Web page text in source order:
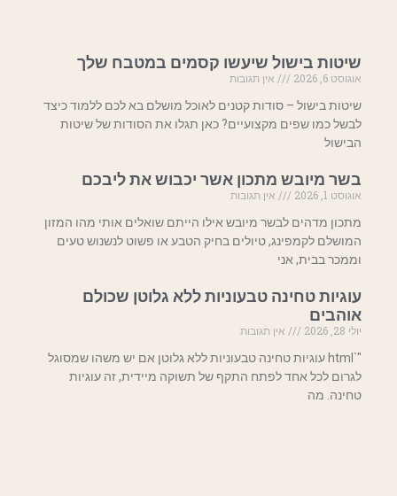
שיטות בישול שיעשו קסמים במטבח שלך
אוגוסט 6, 2026
אין תגובות
שיטות בישול – סודות קטנים לאוכל מושלם בא לכם ללמוד כיצד
לבשל כמו שפים מקצועיים? כאן תגלו את הסודות של שיטות
הבישול
בשר מיובש מתכון אשר יכבוש את ליבכם
אוגוסט 1, 2026
אין תגובות
מתכון מדהים לבשר מיובש אילו הייתם שואלים אותי מהו המזון
המושלם לקמפינג, טיולים בחיק הטבע או פשוט לנשנוש טעים
וממכר בבית, אני
עוגיות טחינה טבעוניות ללא גלוטן שכולם
אוהבים
יולי 28, 2026
אין תגובות
"`html עוגיות טחינה טבעוניות ללא גלוטן אם יש משהו שמסוגל
לגרום לכל אחד לפתח התקף של תשוקה מיידית, זה עוגיות
טחינה. מה